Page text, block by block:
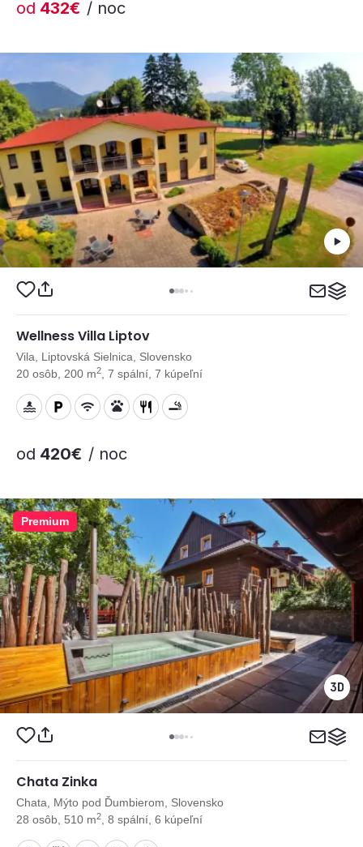
od 432€ / noc
Wellness Villa Liptov
Vila, Liptovská Sielnica, Slovensko
20 osôb, 200 m2 , 7 spální, 7 kúpeľní
od 420€ / noc
Chata Zinka
Chata, Mýto pod Ďumbierom, Slovensko
28 osôb, 510 m2 , 8 spální, 6 kúpeľní
Premium